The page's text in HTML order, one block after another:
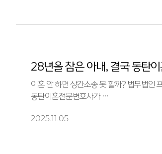
28년을 참은 아내, 결국 동탄
이혼 안 하면 상간소송 못 할까? 법무법인 프런티어 동탄 지사 | 동탄이혼전문변호사 | 정경준 변호사 1. 오늘 영상에서
동탄이혼전문변호사가 …
2025.11.05